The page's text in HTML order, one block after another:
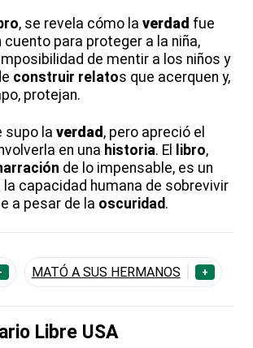
, se revela cómo la verdad fue
cuento para proteger a la niña,
de mentir a los niños y
construir relatos que acerquen y,
protejan.
supo la verdad , pero apreció el
en una historia. El libro,
de lo impensable, es un
la capacidad humana de sobrevivir
a pesar de la oscuridad.
MATÓ A SUS HERMANOS +
Libre USA